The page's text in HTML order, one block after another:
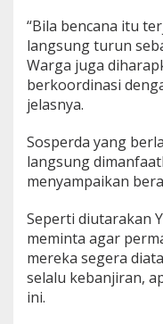
“Bila bencana itu
langsung turun
Warga juga
berkoordinasi
jelasnya.
Sosperda yang
langsung
menyampaikan
Seperti diutarakan
meminta agar
mereka segera
selalu kebanjiran,
ini.